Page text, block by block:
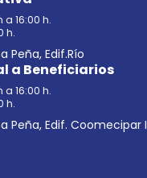
a 16:00 h.
h.
Peña, Edif.Río
a Beneficiarios
a 16:00 h.
h.
Peña, Edif. Coomecipar I